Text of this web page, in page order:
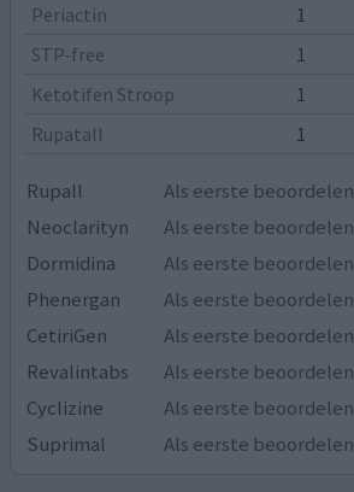
Periactin
1
STP-free
1
Ketotifen Stroop
1
Rupatall
1
Rupall
Als eerste beoordelen
Neoclarityn
Als eerste beoordelen
Dormidina
Als eerste beoordelen
Phenergan
Als eerste beoordelen
CetiriGen
Als eerste beoordelen
Revalintabs
Als eerste beoordelen
Cyclizine
Als eerste beoordelen
Suprimal
Als eerste beoordelen